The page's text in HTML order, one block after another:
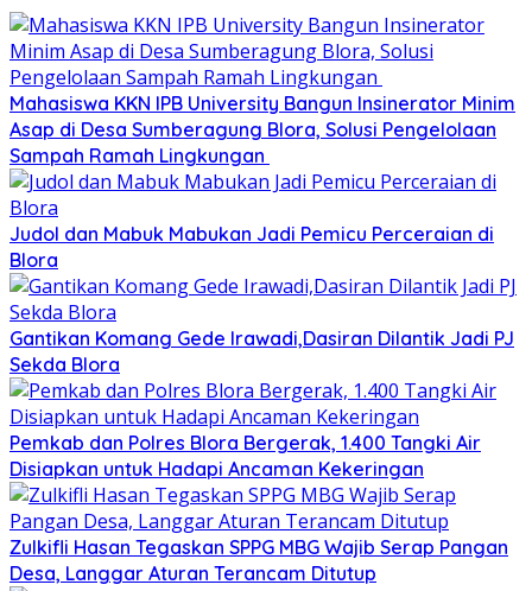
Mahasiswa KKN IPB University Bangun Insinerator Minim
Asap di Desa Sumberagung Blora, Solusi Pengelolaan
Sampah Ramah Lingkungan ‎
Judol dan Mabuk Mabukan Jadi Pemicu Perceraian di
Blora
Gantikan Komang Gede Irawadi,Dasiran Dilantik Jadi PJ
Sekda Blora
Pemkab dan Polres Blora Bergerak, 1.400 Tangki Air
Disiapkan untuk Hadapi Ancaman Kekeringan
Zulkifli Hasan Tegaskan SPPG MBG Wajib Serap Pangan
Desa, Langgar Aturan Terancam Ditutup